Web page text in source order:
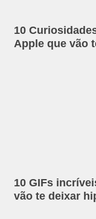
10
Apple que vão
10 GIFs
vão te deixar